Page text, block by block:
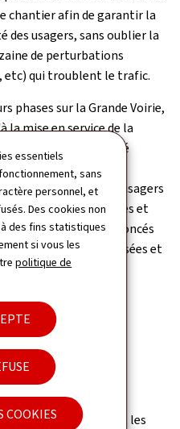
essentiels
sans
personnel, et
Des cookies non
des fins statistiques
si vous les
politique de
COOKIES
chantier afin de garantir la
des usagers, sans oublier la
de perturbations
etc) qui troublent le trafic.
phases sur la Grande Voirie,
la mise en service de la
un site internet dédié
en ligne en 2000 et
afin de donner aux usagers
trafic (prises de vues et
les chantiers annoncés
des ponts et chaussées et
trafic
document décrivant les